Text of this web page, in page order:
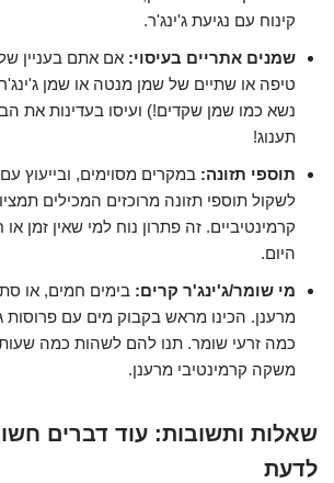
קינוח עם נגיעת ג'ינג'ר.
שמנים אתריים בעיסוי: אם אתם בעניין
טיפה או שתיים של שמן מנטה או שמן
נשא כמו שמן שקדים!) ועיסו בעדינות את
תענוג!
תוספי תזונה: במקרים מסוימים, ובייעוץ
לשקול תוספי תזונה מרוכזים המכילים
קרמינטיביים. זה פתרון נוח למי שאין זמן
היום.
מי שומר/ג'ינג'ר קרים: בימים חמים, או
מרענן. הכינו מראש בקבוק מים עם פרוסות
כמה זרעי שומר. תנו להם לשהות כמה
משקה קרמינטיבי מרענן.
שאלות ותשובות: עוד דברים
לדעת